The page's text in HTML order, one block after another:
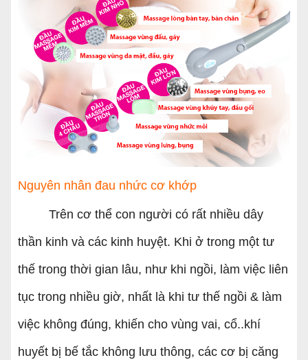
Nguyên nhân đau nhức cơ khớp
Trên cơ thể con người có rất nhiều dây
thần kinh và các kinh huyệt. Khi ở trong một tư
thế trong thời gian lâu, như khi ngồi, làm việc liên
tục trong nhiều giờ, nhất là khi tư thế ngồi & làm
việc không đúng, khiến cho vùng vai, cổ..khí
huyết bị bế tắc không lưu thông, các cơ bị căng